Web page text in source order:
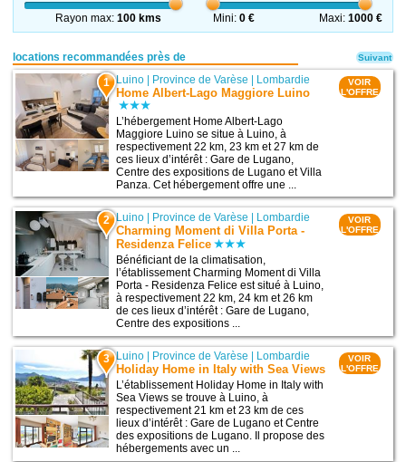
Rayon max:100 kms Mini:0 € Maxi: 1000 €
locations recommandées près de
1 Luino | Province de Varèse | Lombardie
Home Albert-Lago Maggiore Luino
L’hébergement Home Albert-Lago
Maggiore Luino se situe à Luino, à
respectivement 22 km, 23 km et 27 km de
ces lieux d’intérêt : Gare de Lugano,
Centre des expositions de Lugano et Villa
Panza. Cet hébergement offre une ...
VOIR
L'OFFRE
2 Luino Province de Varèse Lombardie
Charming Moment di Villa Porta -
Residenza Felice
Bénéficiant de la climatisation,
l’établissement Charming Moment di Villa
Porta - Residenza Felice est situé à Luino,
à respectivement 22 km, 24 km et 26 km
de ces lieux d’intérêt : Gare de Lugano,
Centre des expositions ...
VOIR
L'OFFRE
3 Luino Province de Varèse Lombardie
Holiday Home in Italy with Sea Views
L’établissement Holiday Home in Italy with
Sea Views se trouve à Luino, à
respectivement 21 km et 23 km de ces
lieux d’intérêt : Gare de Lugano et Centre
des expositions de Lugano. Il propose des
hébergements avec un ...
VOIR
L'OFFRE
Suivant